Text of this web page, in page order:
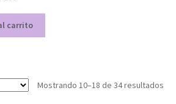
carrito
Mostrando 10–18 de 34 resultados